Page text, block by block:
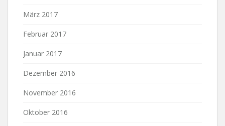
März 2017
Februar 2017
Januar 2017
Dezember 2016
November 2016
Oktober 2016